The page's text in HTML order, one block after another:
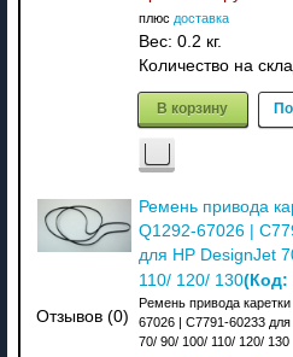
плюс доставка
Вес: 0.2 кг.
Количество на
В корзину
Отзывов (0)
Ремень привода
Q1292-67026 |
для HP DesignJet
110/ 120/ 130(Код:
Ремень привода
67026 | C7791-60233
70/ 90/ 100/ 110/ 120/ 130